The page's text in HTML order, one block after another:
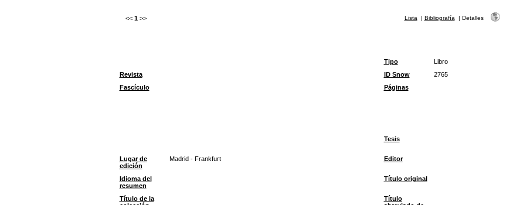
<< 1 >> Lista | Bibliografía | Detalles
Tipo
Libro
Revista ID Snow
2765
Fascículo
Páginas
Tesis
Lugar de
edición
Madrid - Frankfurt Editor
Idioma del
resumen
Título original
Título de la
Título